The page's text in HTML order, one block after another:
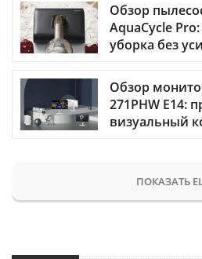
Обзор
AquaCycle
уборка без
Обзор
271PHW E14:
визуальный
ПОКАЗАТЬ